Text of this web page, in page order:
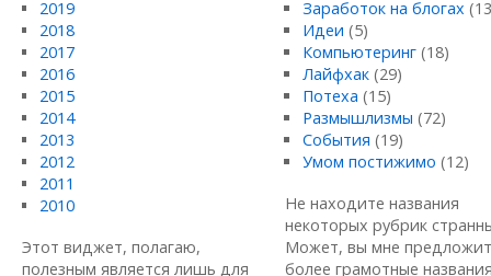
2019
2018
2017
2016
2015
2014
2013
2012
2011
2010
Этот виджет, полагаю,
полезным является лишь для
Заработок на блогах
Идеи (5)
Компьютеринг(18)
Лайфхак(29)
Потеха (15)
Размышлизмы (72)
События (19)
Умом постижимо (12)
Не находите названия
некоторых рубрик
Может, вы мне
более грамотные